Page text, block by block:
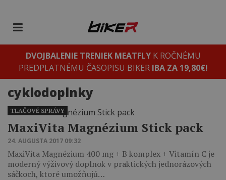
DVOJBALENIE TRENIEK MEATFLYK ROČNÉMU
PREDPLATNÉMU ČASOPISU BIKER IBA ZA 19,80€!
cyklodoplnky
MaxiVita Magnézium Stick pack
24. AUGUSTA 2017 09:32
MaxiVita Magnézium 400 mg + B komplex + Vitamín C je
moderný výživový doplnok v praktických jednorázových
sáčkoch, ktoré umožňujú…
TLAČOVÉ SPRÁVY